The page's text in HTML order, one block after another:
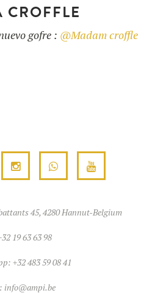
CROFFLE
gofre : @Madam croffle
45, 4280 Hannut-Belgium
19 63 63 98
+32 483 59 08 41
info@ampi.be